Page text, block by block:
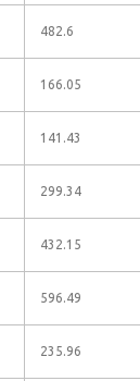
482.6
166.05
141.43
299.34
432.15
596.49
235.96